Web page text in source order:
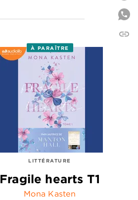
À PARAÎTRE
LITTÉRATURE
Fragile hearts T1
Mona Kasten
link